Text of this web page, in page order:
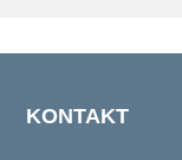
KONTAKT